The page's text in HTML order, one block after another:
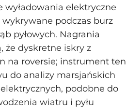
wyładowania elektryczne
wykrywane podczas burz
pyłowych. Nagrania
że dyskretne iskry z
na roversie; instrument ten
do analizy marsjańskich
elektrycznych, podobne do
wiatru i pyłu